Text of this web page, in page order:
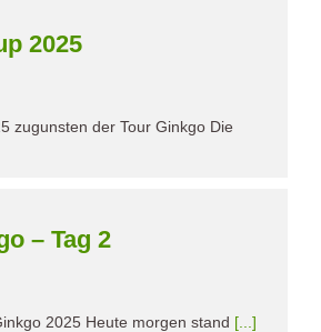
2025
zugunsten der Tour Ginkgo Die
– Tag 2
2025 Heute morgen stand [...]